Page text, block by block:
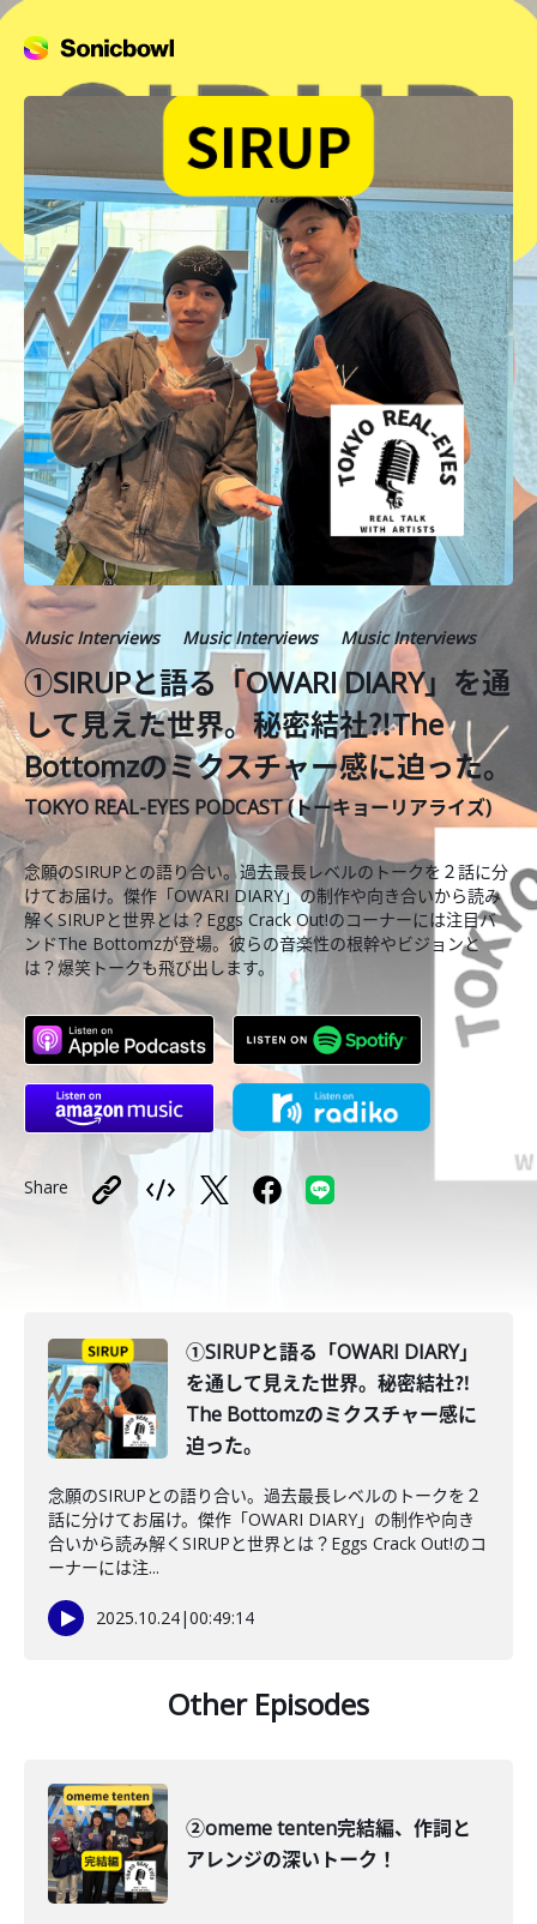
Music Interviews Music Interviews Music Interviews
①SIRUPと語る「OWARI DIARY」を通
して見えた世界。秘密結社⁈The
Bottomzのミクスチャー感に迫った。
TOKYO REAL-EYES PODCAST (トーキョーリアライズ)
念願のSIRUPとの語り合い。過去最長レベルのトークを２話に分
けてお届け。傑作「OWARI DIARY」の制作や向き合いから読み
解くSIRUPと世界とは？Eggs Crack Out!のコーナーには注目バ
ンドThe Bottomzが登場。彼らの音楽性の根幹やビジョンと
は？爆笑トークも飛び出します。
Share
①SIRUPと語る「OWARI DIARY」
を通して見えた世界。秘密結社⁈
The Bottomzのミクスチャー感に
迫った。
念願のSIRUPとの語り合い。過去最長レベルのトークを２
話に分けてお届け。傑作「OWARI DIARY」の制作や向き
合いから読み解くSIRUPと世界とは？Eggs Crack Out!のコ
ーナーには注...
2025.10.24|00:49:14
Other Episodes
②omeme tenten完結編、作詞と
アレンジの深いトーク！